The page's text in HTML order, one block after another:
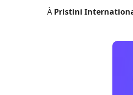
À Pristini